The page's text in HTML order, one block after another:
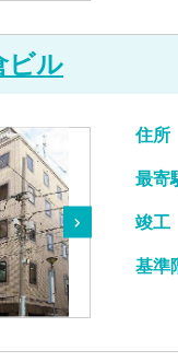
ビル
住所
最寄
竣工
基準